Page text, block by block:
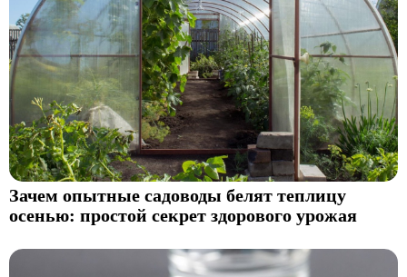
Зачем опытные садоводы белят теплицу
осенью: простой секрет здорового урожая